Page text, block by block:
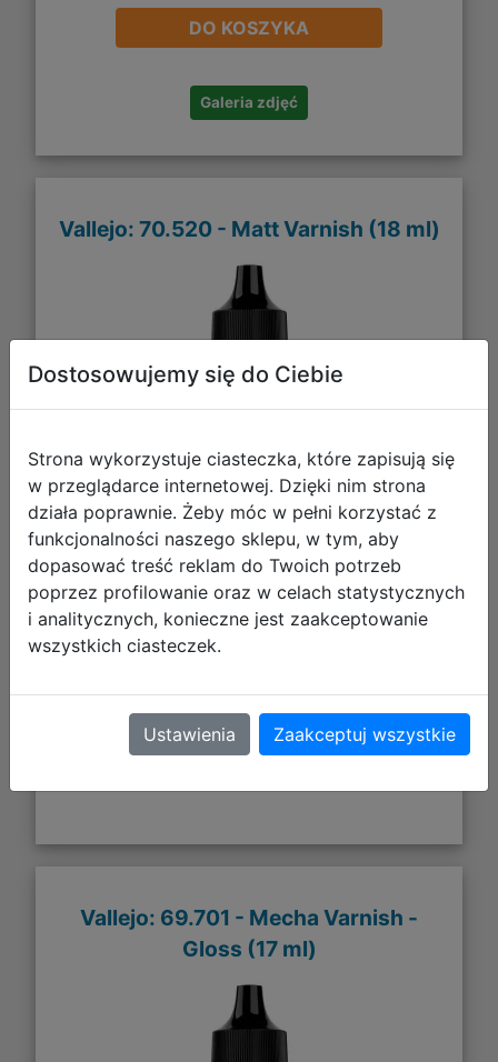
DO KOSZYKA
Galeria zdjęć
Vallejo: 70.520 - Matt Varnish (18 ml)
13,81 zł
DO KOSZYKA
Vallejo: 69.701 - Mecha Varnish -
Gloss (17 ml)
Dostosowujemy się do Ciebie
Strona wykorzystuje ciasteczka, które zapisują się
w przeglądarce internetowej. Dzięki nim strona
działa poprawnie. Żeby móc w pełni korzystać z
funkcjonalności naszego sklepu, w tym, aby
dopasować treść reklam do Twoich potrzeb
poprzez profilowanie oraz w celach statystycznych
i analitycznych, konieczne jest zaakceptowanie
wszystkich ciasteczek.
Ustawienia Zaakceptuj wszystkie